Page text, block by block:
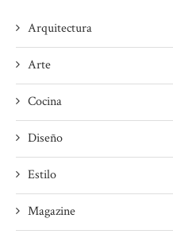
Arquitectura
Arte
Cocina
Diseño
Estilo
Magazine